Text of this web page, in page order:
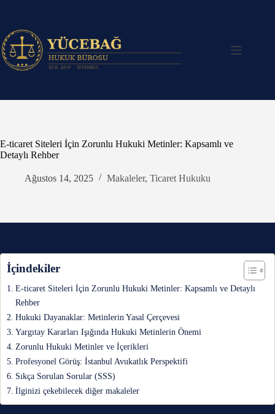
E-ticaret Siteleri İçin Zorunlu Hukuki Metinler: Kapsamlı ve
Detaylı Rehber
Ağustos 14, 2025 Makaleler, Ticaret Hukuku
İçindekiler
E-ticaret Siteleri İçin Zorunlu Hukuki Metinler: Kapsamlı ve Detaylı
Rehber
Hukuki Dayanaklar: Metinlerin Yasal Çerçevesi
Yargıtay Kararları Işığında Hukuki Metinlerin Önemi
Zorunlu Hukuki Metinler ve İçerikleri
Profesyonel Görüş: İstanbul Avukatlık Perspektifi
Sıkça Sorulan Sorular (SSS)
İlginizi çekebilecek diğer makaleler